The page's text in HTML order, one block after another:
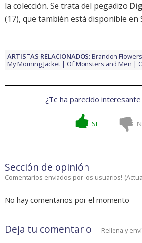
la colección. Se trata del pegadizo
(17), que también está disponible en
ARTISTAS RELACIONADOS:Brandon Flowers
My Morning Jacket
Of Monsters and Men
¿Te ha parecido interesante
Si
Sección de opinión
Comentarios enviados por los usuarios! (
No hay comentarios por el momento
Deja tu comentario Rellena y